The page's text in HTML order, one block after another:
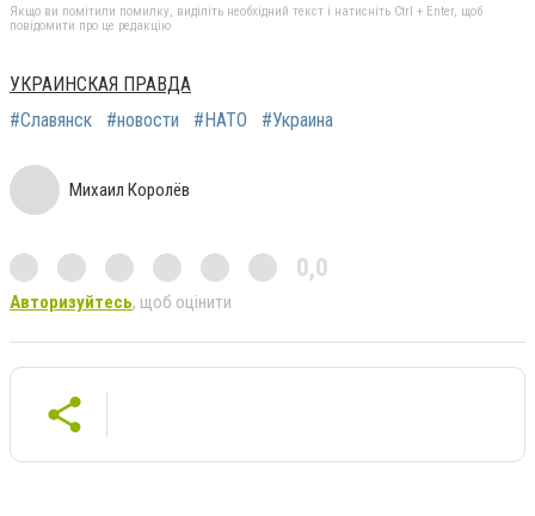
Якщо ви помітили помилку, виділіть необхідний текст і натисніть Ctrl + Enter, щоб
повідомити про це редакцію
УКРАИНСКАЯ ПРАВДА
#Славянск
#новости #НАТО #Украина
Михаил Королёв
0,0
Авторизуйтесь, щоб оцінити